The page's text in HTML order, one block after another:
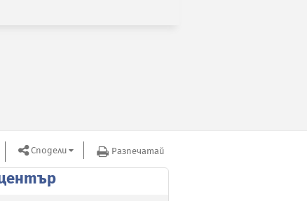
Сподели Разпечатай